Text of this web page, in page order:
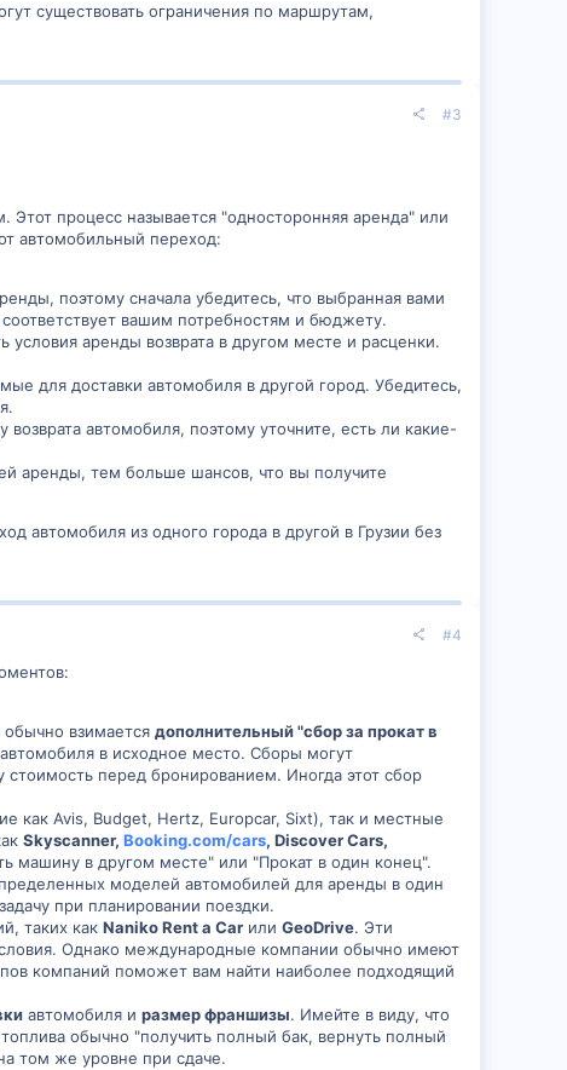
существовать ограничения по маршрутам,
#3
Этот процесс называется "односторонняя аренда" или
автомобильный переход:
поэтому сначала убедитесь, что выбранная вами
вашим потребностям и бюджету.
аренды возврата в другом месте и расценки.
для доставки автомобиля в другой город. Убедитесь,
автомобиля, поэтому уточните, есть ли какие-
аренды, тем больше шансов, что вы получите
автомобиля из одного города в другой в Грузии без
#4
взимается дополнительный "сбор за прокат в
в исходное место. Сборы могут
стоимость перед бронированием. Иногда этот сбор
как Avis, Budget, Hertz, Europcar, Sixt), так и местные
Skyscanner, Booking.com/cars, Discover Cars,
машину в другом месте" или "Прокат в один конец".
моделей автомобилей для аренды в один
при планировании поездки.
таких как Naniko Rent a Car или GeoDrive. Эти
Однако международные компании обычно имеют
компаний поможет вам найти наиболее подходящий
автомобиля и размер франшизы. Имейте в виду, что
обычно "получить полный бак, вернуть полный
том же уровне при сдаче.